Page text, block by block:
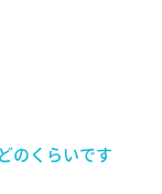
のくらいです